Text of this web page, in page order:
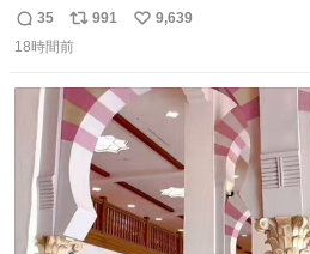
返
信
35
リ
ポ
ト
数
991
い
9,639
18時間前